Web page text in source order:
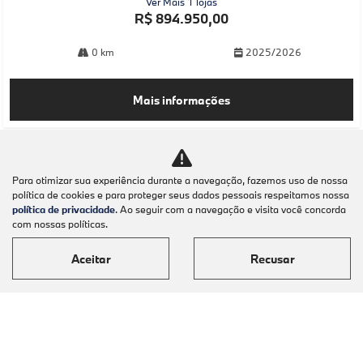
R$ 894.950,00
0 km 2025/2026
Mais informações
Para otimizar sua experiência durante a navegação, fazemos uso de nossa
política de cookies e para proteger seus dados pessoais respeitamos nossa
política de privacidade. Ao seguir com a navegação e visita você concorda
com nossas políticas.
Aceitar Recusar